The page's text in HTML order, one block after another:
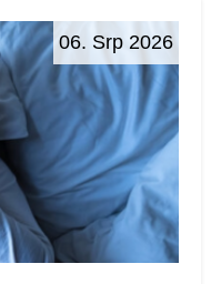
06. Srp 2026